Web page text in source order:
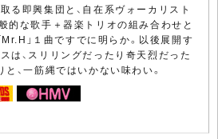
る即興集団と、自在系ヴォーカリスト
的な歌手＋器楽トリオの組み合わせと
」１曲ですでに明らか。以後展開す
は、スリリングだったり奇天烈だった
、一筋縄ではいかない味わい。